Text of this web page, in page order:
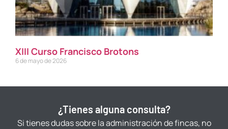
XIII Curso Francisco Brotons
6 de mayo de 2026
¿Tienes alguna consulta?
Si tienes dudas sobre la administración de fincas, no